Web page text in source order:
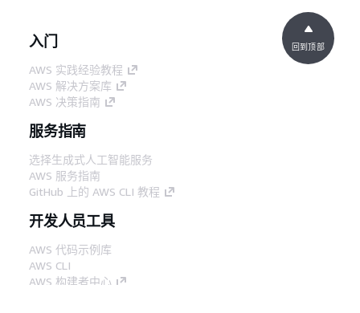
入门
AWS 实践经验教程
AWS 解决方案库
AWS 决策指南
服务指南
选择生成式人工智能服务
AWS 服务指南
GitHub 上的 AWS CLI 教程
开发人员工具
AWS 代码示例库
AWS CLI
AWS 构建者中心
回到顶部